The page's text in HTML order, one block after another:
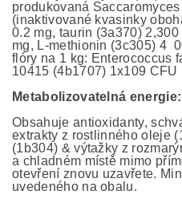
produkovaná
(inaktivované kvasinky
0.2 mg, taurin (3a370)
mg, L-methionin (3c305) 4
flóry na 1 kg: Enterococcus
10415 (4b1707) 1x109 CFU
Metabolizovatelná energie:
Obsahuje antioxidanty,
extrakty z rostlinného oleje
(1b304) & výtažky z
a chladném místě mimo
otevření znovu uzavřete.
uvedeného na obalu.